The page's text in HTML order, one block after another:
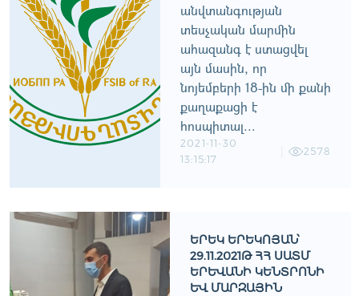
անվտանգության
տեսչական մարմին
ահազանգ է ստացվել
այն մասին, որ
նոյեմբերի 18-ին մի քանի
քաղաքացի է
հոսպիտալ...
2021-11-30
13:15:17
2578
ԵՐԵԿ ԵՐԵԿՈՅԱՆ՝
29.11.2021Թ ՀՀ ՍԱՏՄ
ԵՐԵՒԱՆԻ ԿԵՆՏՐՈՆԻ ԵՒ
ՄԱՐԶԱՅԻՆ ՏԵ